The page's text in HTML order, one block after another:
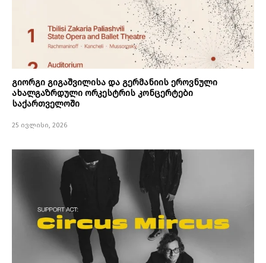
გიორგი გიგაშვილისა და გერმანიის ეროვნული
ახალგაზრდული ორკესტრის კონცერტები
საქართველოში
25 ივლისი, 2026